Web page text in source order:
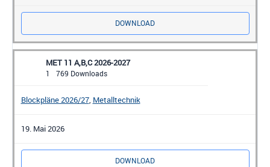
DOWNLOAD
MET 11 A,B,C 2026-2027
1 769 Downloads
Blockpläne 2026/27, Metalltechnik
19. Mai 2026
DOWNLOAD